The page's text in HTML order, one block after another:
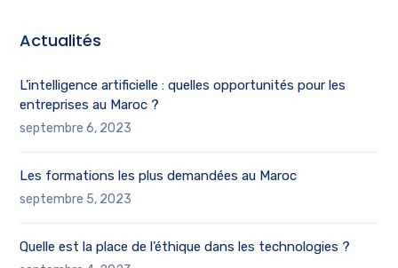
Actualités
L’intelligence artificielle : quelles opportunités pour les
entreprises au Maroc ?
septembre 6, 2023
Les formations les plus demandées au Maroc
septembre 5, 2023
Quelle est la place de l’éthique dans les technologies ?